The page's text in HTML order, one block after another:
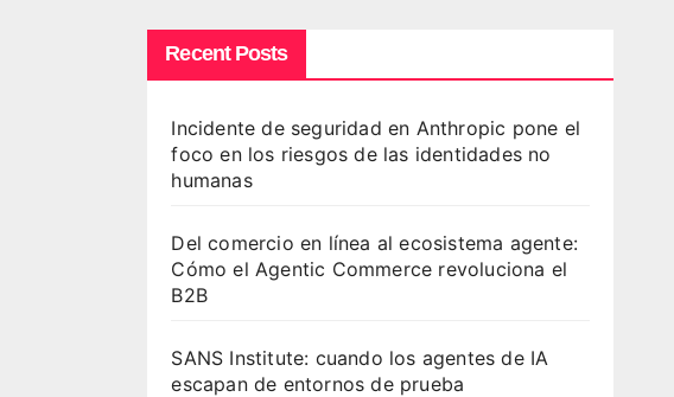
Recent Posts
Incidente de seguridad en Anthropic pone el
foco en los riesgos de las identidades no
humanas
Del comercio en línea al ecosistema agente:
Cómo el Agentic Commerce revoluciona el
B2B
SANS Institute: cuando los agentes de IA
escapan de entornos de prueba